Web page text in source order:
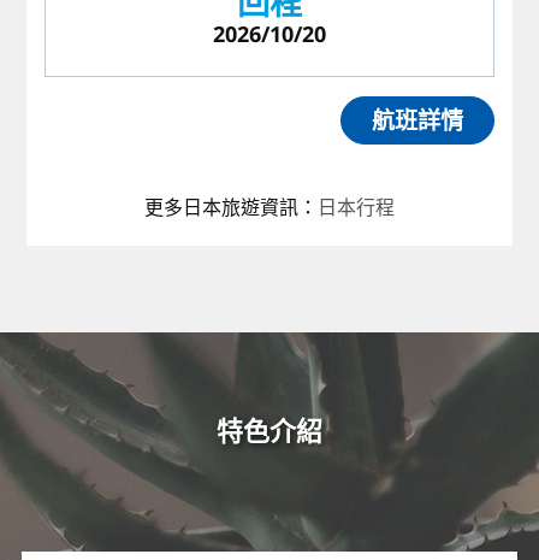
2026/10/20
航班詳情
更多日本旅遊資訊 ： 日本行程
特色介紹